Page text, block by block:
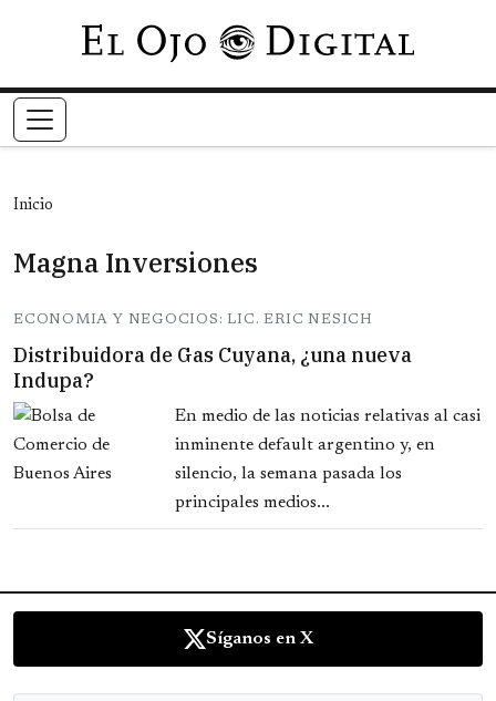
Pasar al contenido principal
Inicio
Magna Inversiones
ECONOMIA Y NEGOCIOS: LIC. ERIC NESICH
Distribuidora de Gas Cuyana, ¿una nueva
Indupa?
En medio de las noticias relativas al casi
inminente default argentino y, en
silencio, la semana pasada los
principales medios...
Síganos en X